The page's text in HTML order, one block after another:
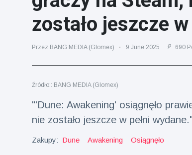
fizyczna
(73)
(77)
wiadomości
Ucieczka z
'kajdanek'
rozbawiła
Poglądy
zostało jeszcze
Przez BANG MEDIA (Glomex) 9 June 2025 690
Źródło:: BANG MEDIA (Glomex)
"'Dune: Awakening' osiągnęło
nie zostało jeszcze w pełni wydane."
Zakupy: Dune Awakening Osiągnęło